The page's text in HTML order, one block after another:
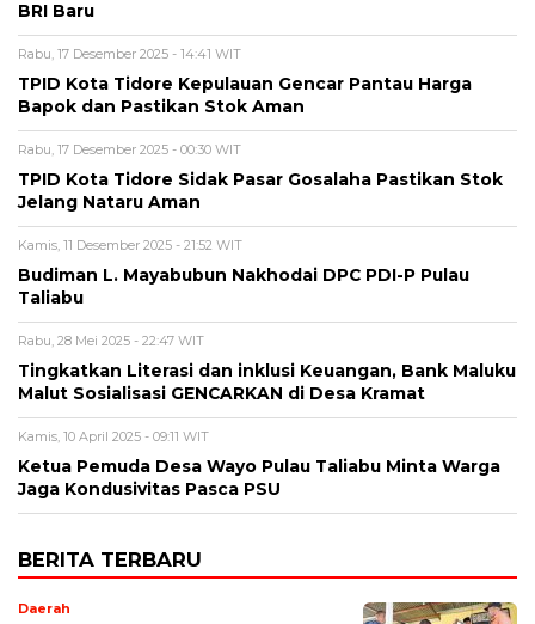
BRI Baru
Rabu, 17 Desember 2025 - 14:41 WIT
TPID Kota Tidore Kepulauan Gencar Pantau Harga
Bapok dan Pastikan Stok Aman
Rabu, 17 Desember 2025 - 00:30 WIT
TPID Kota Tidore Sidak Pasar Gosalaha Pastikan Stok
Jelang Nataru Aman
Kamis, 11 Desember 2025 - 21:52 WIT
Budiman L. Mayabubun Nakhodai DPC PDI-P Pulau
Taliabu
Rabu, 28 Mei 2025 - 22:47 WIT
Tingkatkan Literasi dan inklusi Keuangan, Bank Maluku
Malut Sosialisasi GENCARKAN di Desa Kramat
Kamis, 10 April 2025 - 09:11 WIT
Ketua Pemuda Desa Wayo Pulau Taliabu Minta Warga
Jaga Kondusivitas Pasca PSU
BERITA TERBARU
Daerah